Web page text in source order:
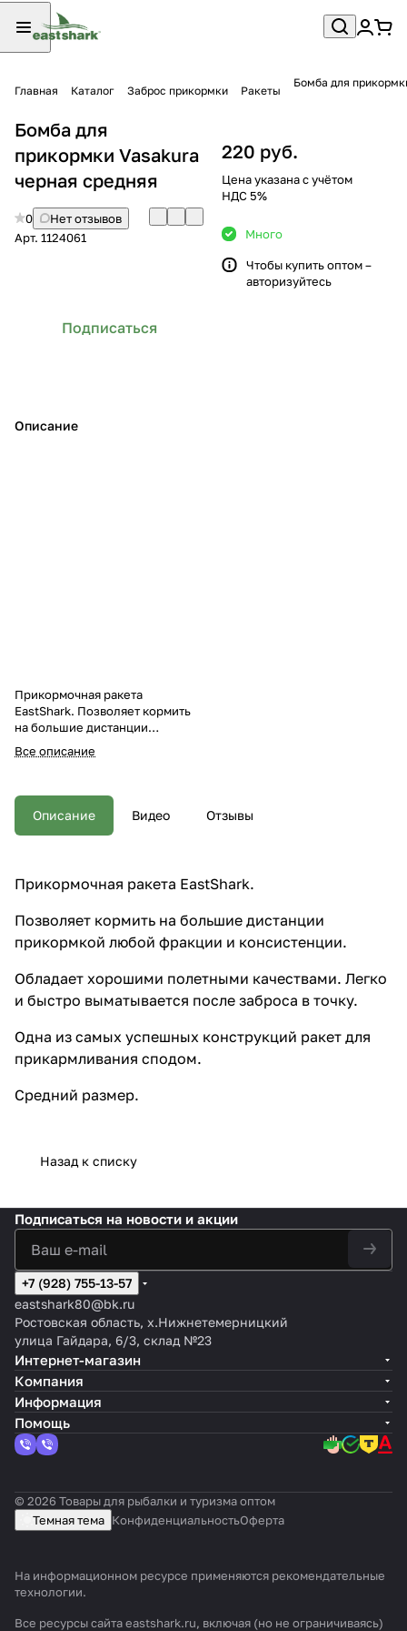
Главная Каталог Заброс прикормки Ракеты
Бомба для
Бомба для
прикормки Vasakura
черная средняя
0
Нет отзывов
Арт. 1124061
Подписаться
Описание
Прикормочная ракета
EastShark. Позволяет кормить
на большие дистанции
прикормкой любой фракции и
консистенции. Обладает
качествами. Легко и быстро
выматывается после заброса в
точку. Одна из самых успешных
Все описание
220 руб.
Цена указана с учётом
НДС 5%
Много
Чтобы купить оптом –
авторизуйтесь
Описание Видео Отзывы
Прикормочная ракета EastShark.
Позволяет кормить на большие дистанции
прикормкой любой фракции и консистенции.
Обладает хорошими полетными качествами. Легко
и быстро выматывается после заброса в точку.
Одна из самых успешных конструкций ракет для
прикармливания сподом.
Средний размер.
Назад к списку
Подписаться на новости и акции
+7 (928) 755-13-57
eastshark80@bk.ru
Ростовская область, х.Нижнетемерницкий
улица Гайдара, 6/3, склад №23
Интернет-магазин
Компания
Информация
Помощь
© 2026 Товары для рыбалки и туризма оптом
Темная тема КонфиденциальностьОферта
На информационном ресурсе применяются рекомендательные
технологии.
Все ресурсы сайта eastshark.ru, включая (но не ограничиваясь)